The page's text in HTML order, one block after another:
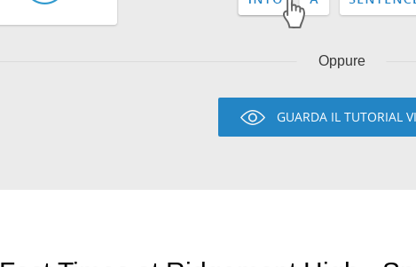
Oppure
GUARDA IL TUTORIAL